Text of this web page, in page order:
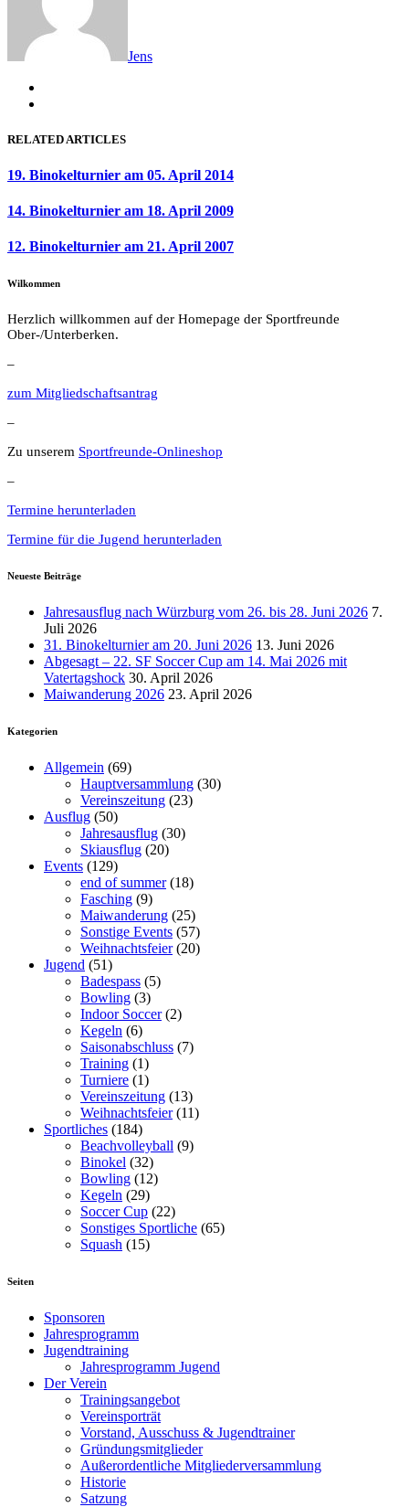
Jens
RELATED ARTICLES
19. Binokelturnier am 05. April 2014
14. Binokelturnier am 18. April 2009
12. Binokelturnier am 21. April 2007
Wilkommen
Herzlich willkommen auf der Homepage der Sportfreunde
Ober-/Unterberken.
–
zum Mitgliedschaftsantrag
–
Zu unserem Sportfreunde-Onlineshop
–
Termine herunterladen
Termine für die Jugend herunterladen
Neueste Beiträge
Jahresausflug nach Würzburg vom 26. bis 28. Juni 2026 7.
Juli 2026
31. Binokelturnier am 20. Juni 2026 13. Juni 2026
Abgesagt – 22. SF Soccer Cup am 14. Mai 2026 mit
Vatertagshock 30. April 2026
Maiwanderung 2026 23. April 2026
Kategorien
Allgemein (69)
Hauptversammlung (30)
Vereinszeitung (23)
Ausflug (50)
Jahresausflug (30)
Skiausflug (20)
Events (129)
end of summer(18)
Fasching (9)
Maiwanderung (25)
Sonstige Events (57)
Weihnachtsfeier(20)
Jugend (51)
Badespass (5)
Bowling (3)
Indoor Soccer(2)
Kegeln (6)
Saisonabschluss (7)
Training (1)
Turniere (1)
Vereinszeitung (13)
Weihnachtsfeier(11)
Sportliches (184)
Beachvolleyball (9)
Binokel (32)
Bowling (12)
Kegeln (29)
Soccer Cup (22)
Sonstiges Sportliche (65)
Squash (15)
Seiten
Sponsoren
Jahresprogramm
Jugendtraining
Jahresprogramm Jugend
Der Verein
Trainingsangebot
Vereinsporträt
Vorstand, Ausschuss & Jugendtrainer
Gründungsmitglieder
Außerordentliche Mitgliederversammlung
Historie
Satzung